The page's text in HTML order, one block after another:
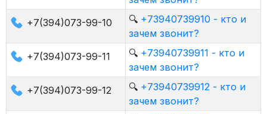
+7(394)073-99-10
🔍 +73940739910 - кто и
зачем звонит?
+7(394)073-99-11
🔍 +73940739911 - кто и
зачем звонит?
+7(394)073-99-12
🔍 +73940739912 - кто и
зачем звонит?